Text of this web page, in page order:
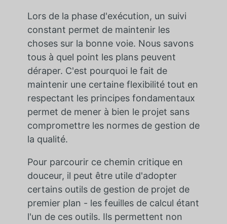
Lors de la phase d'exécution, un suivi
constant permet de maintenir les
choses sur la bonne voie. Nous savons
tous à quel point les plans peuvent
déraper. C'est pourquoi le fait de
maintenir une certaine flexibilité tout en
respectant les principes fondamentaux
permet de mener à bien le projet sans
compromettre les normes de gestion de
la qualité.
Pour parcourir ce chemin critique en
douceur, il peut être utile d'adopter
certains outils de gestion de projet de
premier plan - les feuilles de calcul étant
l'un de ces outils. Ils permettent non